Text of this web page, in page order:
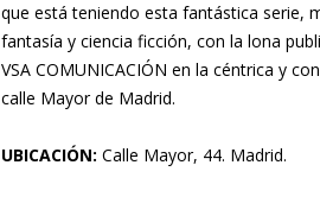
que está teniendo esta fantástica serie,
fantasía y ciencia ficción, con la lona
VSA COMUNICACIÓN en la céntrica y
calle Mayor de Madrid.
UBICACIÓN: Calle Mayor, 44. Madrid.